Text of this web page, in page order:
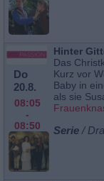
Do
20.8.
08:05
-
08:50
Hinter
Das
Kurz vor
Baby in
als sie
Serie /